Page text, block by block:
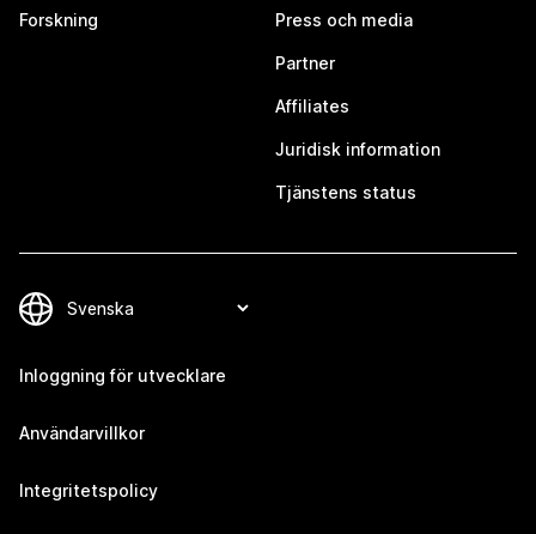
Forskning Press och media
Partner
Affiliates
Juridisk information
Tjänstens status
Inloggning för utvecklare
Användarvillkor
Integritetspolicy